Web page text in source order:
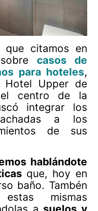
citamos en
casos de
para hoteles,
Hotel Upper de
centro de la
integrar los
a los
de sus
hablándote
que, hoy en
baño. Tambén
mismas